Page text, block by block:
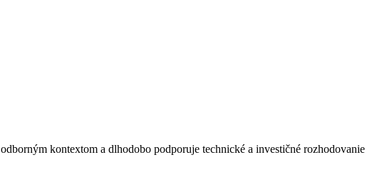
kontextom a dlhodobo podporuje technické a investičné rozhodovanie